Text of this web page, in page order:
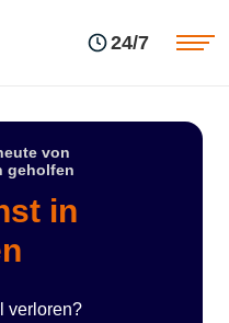
24/7
von
geholfen
in
verloren?